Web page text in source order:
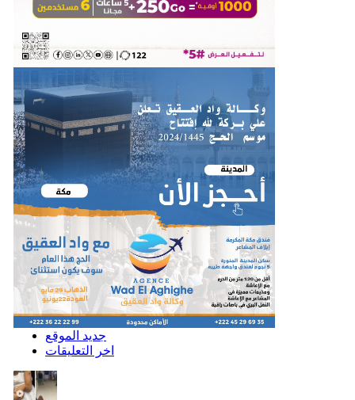
جديد الموقع
اخر التعليقات